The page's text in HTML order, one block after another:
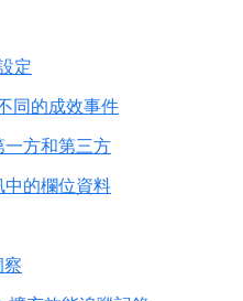
定
同的成效事件
方和第三方
的欄位資料
察